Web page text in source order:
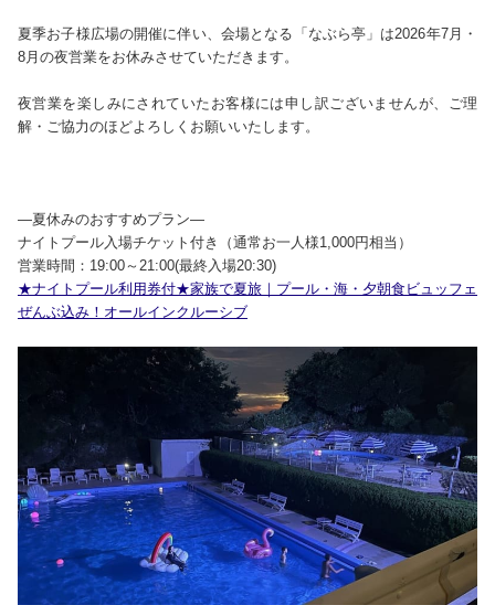
夏季お子様広場の開催に伴い、会場となる「なぶら亭」は2026年7月・
8月の夜営業をお休みさせていただきます。
夜営業を楽しみにされていたお客様には申し訳ございませんが、ご理
解・ご協力のほどよろしくお願いいたします。
―夏休みのおすすめプラン―
ナイトプール入場チケット付き（通常お一人様1,000円相当）
営業時間：19:00～21:00(最終入場20:30)
★ナイトプール利用券付★家族で夏旅｜プール・海・夕朝食ビュッフェ
ぜんぶ込み！オールインクルーシブ